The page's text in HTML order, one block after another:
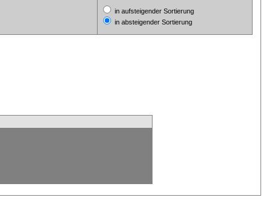
in aufsteigender Sortierung
in absteigender Sortierung